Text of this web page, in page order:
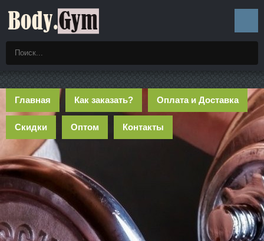
Главная Как заказать? Оплата и Доставка
Скидки Оптом Контакты